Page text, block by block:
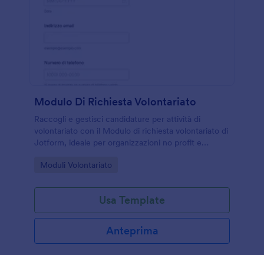
Modulo Di Richiesta Volontariato
Raccogli e gestisci candidature per attività di
volontariato con il Modulo di richiesta volontariato di
Jotform, ideale per organizzazioni no profit e
dati e gli invii del modulo online.
Go to Category:
Moduli Volontariato
Usa Template
Anteprima